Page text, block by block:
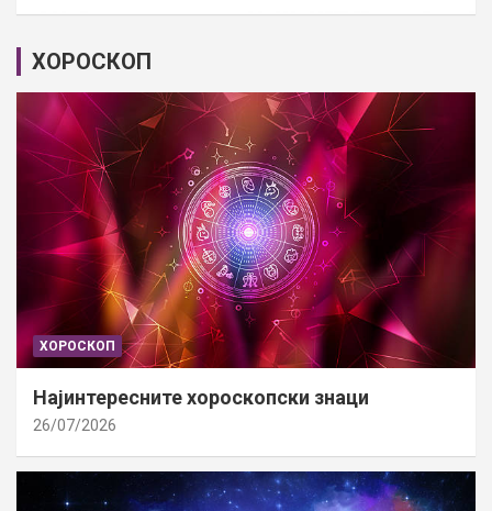
ХОРОСКОП
ХОРОСКОП
Најинтересните хороскопски знаци
26/07/2026